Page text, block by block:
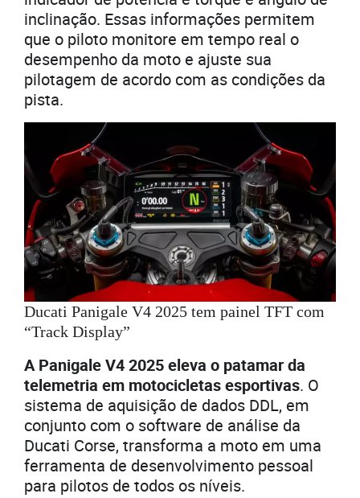
inclinação. Essas informações permitem
que o piloto monitore em tempo real o
desempenho da moto e ajuste sua
pilotagem de acordo com as condições da
pista.
Ducati Panigale V4 2025 tem painel TFT com
“Track Display”
A Panigale V4 2025 eleva o patamar da
telemetria em motocicletas esportivas. O
sistema de aquisição de dados DDL, em
conjunto com o software de análise da
Ducati Corse, transforma a moto em uma
ferramenta de desenvolvimento pessoal
para pilotos de todos os níveis.